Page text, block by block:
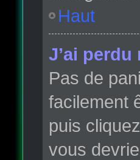
Haut
J’ai
Pas de
facilement
puis
vous